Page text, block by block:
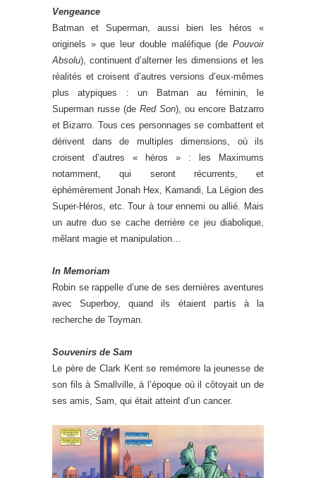
Vengeance
Batman et Superman, aussi bien les héros «
originels » que leur double maléfique (de Pouvoir
Absolu), continuent d’alterner les dimensions et les
réalités et croisent d’autres versions d’eux-mêmes
plus atypiques : un Batman au féminin, le
Superman russe (de Red Son), ou encore Batzarro
et Bizarro. Tous ces personnages se combattent et
dérivent dans de multiples dimensions, où ils
croisent d’autres « héros » : les Maximums
notamment, qui seront récurrents, et
éphémèrement Jonah Hex, Kamandi, La Légion des
Super-Héros, etc. Tour à tour ennemi ou allié. Mais
un autre duo se cache derrière ce jeu diabolique,
mêlant magie et manipulation…
In Memoriam
Robin se rappelle d’une de ses dernières aventures
avec Superboy, quand ils étaient partis à la
recherche de Toyman.
Souvenirs de Sam
Le père de Clark Kent se remémore la jeunesse de
son fils à Smallville, à l’époque où il côtoyait un de
ses amis, Sam, qui était atteint d’un cancer.